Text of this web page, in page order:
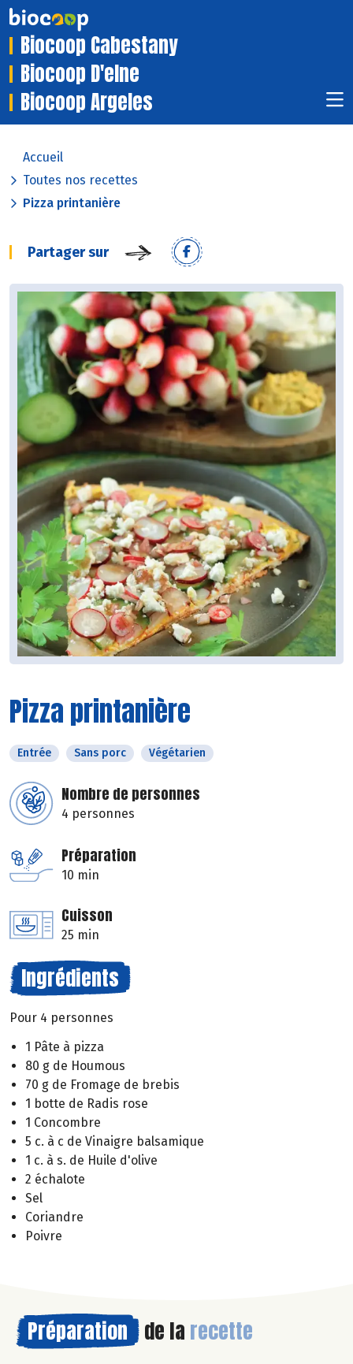
Biocoop Cabestany
Biocoop D'elne
Biocoop Argeles
Accueil
Toutes nos recettes
Pizza printanière
Partager sur
Pizza printanière
Entrée Sans porc Végétarien
Nombre de personnes
4 personnes
Préparation
10 min
Cuisson
25 min
Ingrédients
Pour 4 personnes
1 Pâte à pizza
80 g de Houmous
70 g de Fromage de brebis
1 botte de Radis rose
1 Concombre
5 c. à c de Vinaigre balsamique
1 c. à s. de Huile d'olive
2 échalote
Sel
Coriandre
Poivre
Préparation de la recette